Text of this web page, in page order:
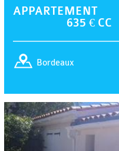
APPARTEMENT
635 € CC
Bordeaux